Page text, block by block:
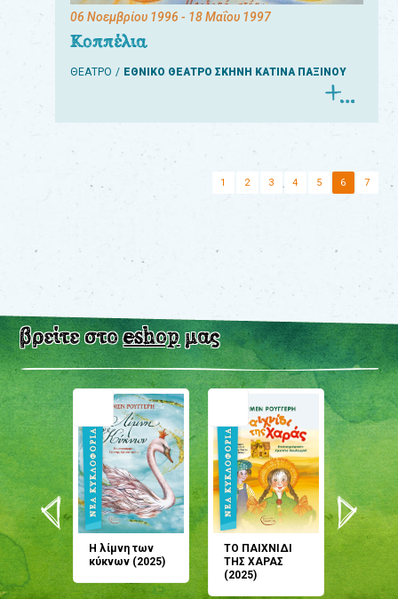
06 Νοεμβρίου 1996 - 18 Μαΐου 1997
Κοππέλια
ΘΕΑΤΡΟ ΕΘΝΙΚΟ ΘΕΑΤΡΟ ΣΚΗΝΗ ΚΑΤΙΝΑ ΠΑΞΙΝΟΥ
1 2 3 4 5 6 7
βρείτε στοeshopμας
Η λίμνη των
κύκνων (2025)
ΤΟ ΠΑΙΧΝΙΔΙ
ΤΗΣ ΧΑΡΑΣ
(2025)
μου;